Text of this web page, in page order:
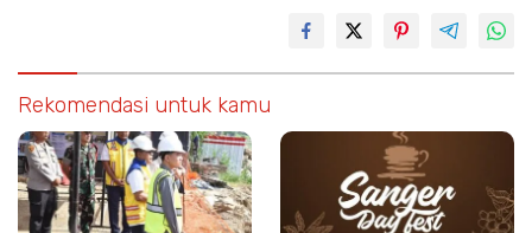
Rekomendasi untuk kamu